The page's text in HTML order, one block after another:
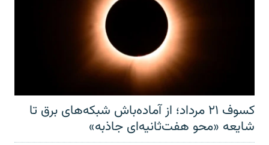
کسوف ۲۱ مرداد؛ از آماده‌باش شبکه‌های برق تا
شایعه «محو هفت‌ثانیه‌ای جاذبه»